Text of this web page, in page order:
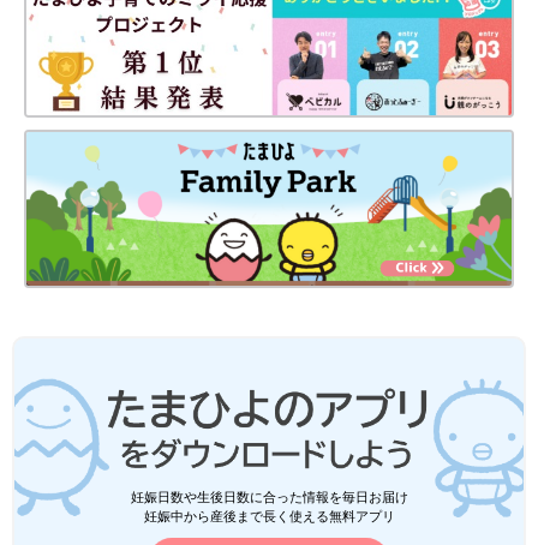
妊娠日数や生後日数に合った情報を毎日お届け
妊娠中から産後まで長く使える無料アプリ